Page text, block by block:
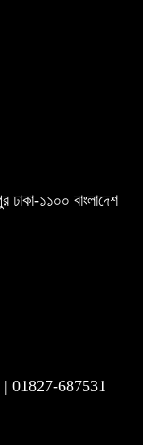
ঢাকা-১১০০ বাংলাদেশ
01827-687531